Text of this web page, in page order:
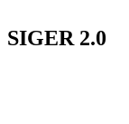
SIGER 2.0